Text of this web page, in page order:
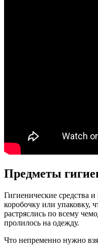
Предметы
Гигиенические средства
коробочку или упаковку,
растряслись по всему
пролилось на одежду.
Что непременно нужно